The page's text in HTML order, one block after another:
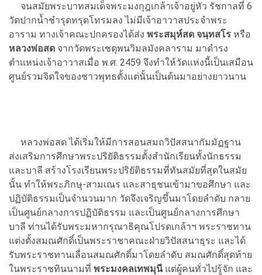
จนสมัยพระบาทสมเด็จพระมงกุฎเกล้าเจ้าอยู่หัว รัชกาลที่ 6
วัดปากน้ำชำรุดทรุดโทรมลง ไม่มีเจ้าอาวาสประจำพระ
อาราม ทางเจ้าคณะปกครองได้ส่ง พระสมุห์สด จนฺทสโร หรือ
หลวงพ่อสด จากวัดพระเชตุพนวิมลมังคลาราม มาดำรง
ตำแหน่งเจ้าอาวาสเมื่อ พ.ศ. 2459 จึงทำให้วัดแห่งนี้เป็นเสมือน
ศูนย์รวมจิตใจของชาวพุทธตั้งแต่นั้นเป็นต้นมาอย่างยาวนาน
หลวงพ่อสด ได้เริ่มให้มีการสอนสมถวิปัสสนากัมมัฏฐาน
ส่งเสริมการศึกษาพระปริยัติธรรมตั้งสำนักเรียนทั้งนักธรรม
และบาลี สร้างโรงเรียนพระปริยัติธรรมที่ทันสมัยที่สุดในสมัย
นั้น ทำให้พระภิกษุ-สามเณร และสาธุชนเข้ามาขอศึกษา และ
ปฏิบัติธรรมเป็นจำนวนมาก วัดจึงเจริญขึ้นมาโดยลำดับ กลาย
เป็นศูนย์กลางการปฏิบัติธรรม และเป็นศูนย์กลางการศึกษา
บาลี ท่านได้รับพระมหากรุณาธิคุณโปรดเกล้าฯ พระราชทาน
แต่งตั้งสมณศักดิ์เป็นพระราชาคณะฝ่ายวิปัสสนาธุระ และได้
รับพระราชทานเลื่อนสมณศักดิ์มาโดยลำดับ สมณศักดิ์สุดท้าย
ในพระราชทินนามที่ พระมงคลเทพมุนีแต่ผู้คนทั่วไปรู้จัก และ